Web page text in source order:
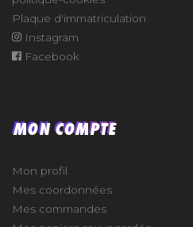
Plaque d'immatriculation
Instagram
Facebook
MON COMPTE
Mon profil
Mes coordonnées
Mes commandes